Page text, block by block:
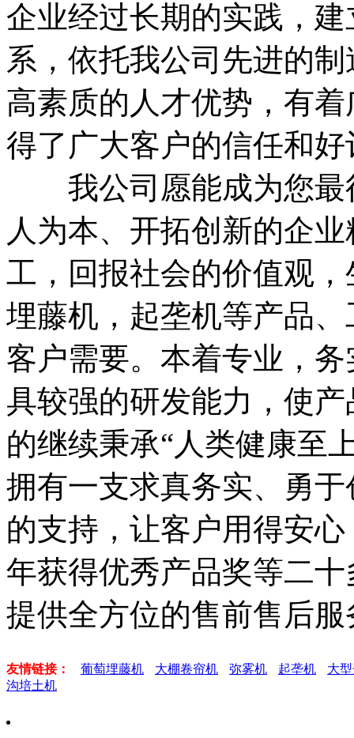
企业经过长期的实践，
系，依托我公司先进的
高素质的人才优势，有
得了广大客户的信任和好
我公司愿能成为您最
人为本、开拓创新的企
工，回报社会的价值观
埋藤机，起垄机等产品
客户需要。本着专业，
具较强的研发能力，使
的继续秉承“人类健康至
拥有一支求真务实、勇
的支持，让客户用得安
年获得优秀产品奖等二
提供全方位的售前售后服
友情链接： 葡萄埋藤机 大棚卷帘机 弥雾机 起垄机
大
沟培土机